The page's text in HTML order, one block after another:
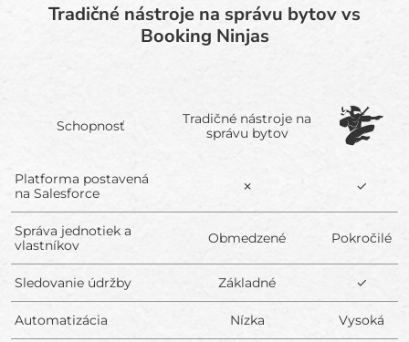
Tradičné nástroje na správu bytov vs
Booking Ninjas
Schopnosť
Tradičné nástroje na
správu bytov
Platforma postavená
na Salesforce
✗ ✓
Správa jednotiek a
vlastníkov
Obmedzené Pokročilé
Sledovanie údržby Základné ✓
Automatizácia Nízka Vysoká